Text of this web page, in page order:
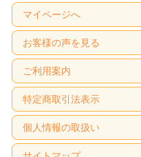
マイページへ
お客様の声を見る
ご利用案内
特定商取引法表示
個人情報の取扱い